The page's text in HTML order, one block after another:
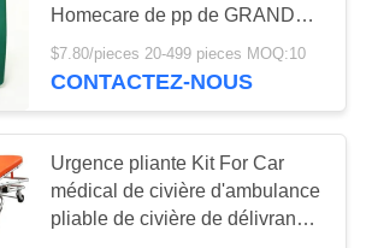
premiers
de voiture
9
Homecare de pp de GRANDE
de premiers secours tenture
portative de boîte
$7.80/pieces 20-499 pieces MOQ:10
CONTACTEZ-NOUS
Urgence pliante Kit For Car
médical de civière d'ambulance
pliable de civière de délivrance